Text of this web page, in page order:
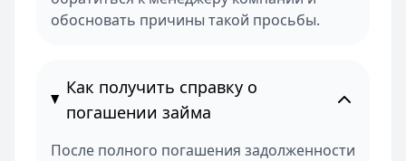
обосновать причины такой просьбы.
Как получить справку о
погашении займа
После полного погашения задолженности